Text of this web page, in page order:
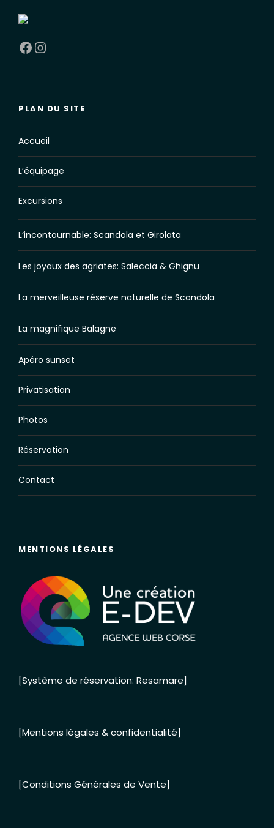
Facebook Instagram
PLAN DU SITE
Accueil
L’équipage
Excursions
L’incontournable: Scandola et Girolata
Les joyaux des agriates: Saleccia & Ghignu
La merveilleuse réserve naturelle de Scandola
La magnifique Balagne
Apéro sunset
Privatisation
Photos
Réservation
Contact
MENTIONS LÉGALES
[Système de réservation: Resamare]
[Mentions légales & confidentialité]
[Conditions Générales de Vente]